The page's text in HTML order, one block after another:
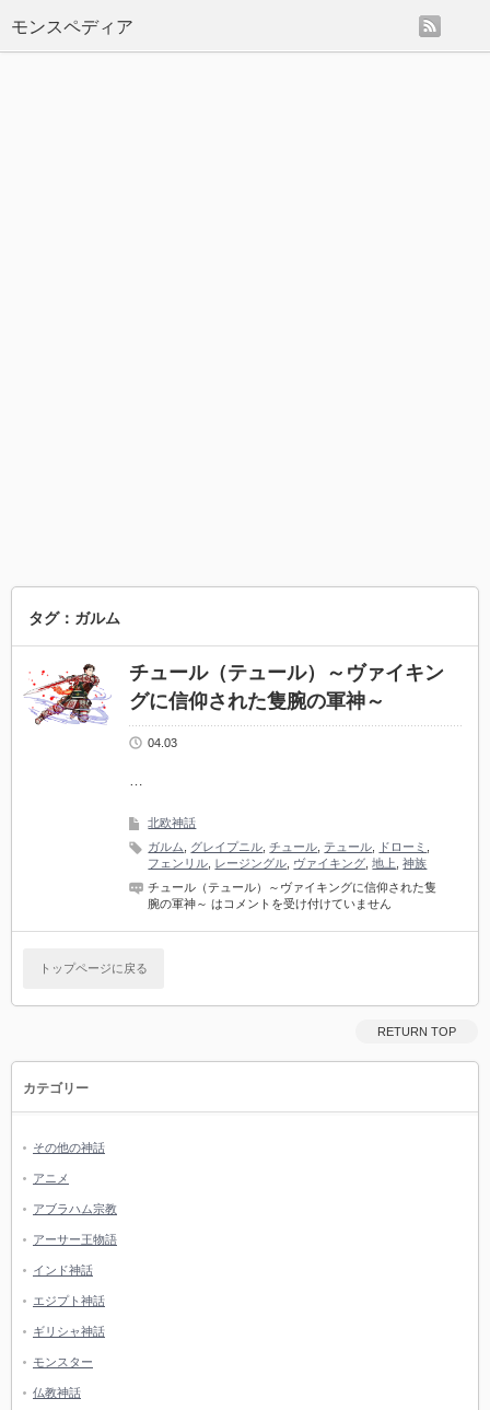
モンスペディア
タグ：ガルム
チュール（テュール）～ヴァイキン
グに信仰された隻腕の軍神～
04.03
…
北欧神話
ガルム
グレイプニル ,チュール ,テュール ドローミ
フェンリル レージングル ヴァイキング ,地上 ,神族
チュール（テュール）～ヴァイキングに信仰された隻
腕の軍神～ は コメントを受け付けていません
トップページに戻る
RETURN TOP
カテゴリー
その他の神話
アニメ
アブラハム宗教
アーサー王物語
インド神話
エジプト神話
ギリシャ神話
モンスター
仏教神話